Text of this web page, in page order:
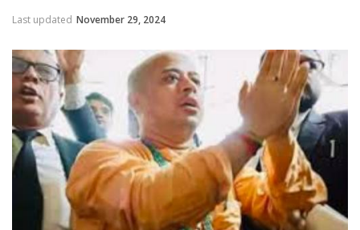
Last updated November 29, 2024